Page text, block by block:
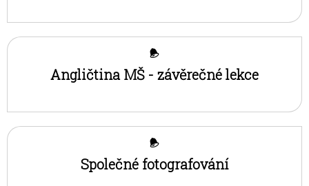
Angličtina MŠ - závěrečné lekce
Společné fotografování